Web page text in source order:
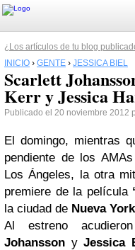
¿Los artículos de tu blog
INICIO › GENTE › JESSICA BIEL
Scarlett
Kerr y Jessica
Publicado el 20 noviembre 2012
El domingo, mientras
pendiente de los
Los Ángeles, la otra
premiere de la película
la ciudad de Nueva York
Al estreno
Johansson yJessica